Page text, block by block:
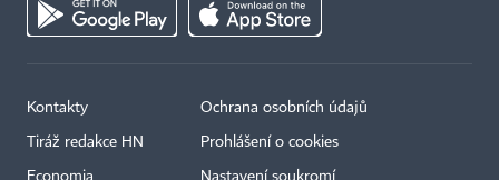
Kontakty
Tiráž redakce HN
Economia
Ochrana osobních údajů
Prohlášení o cookies
Nastavení soukromí